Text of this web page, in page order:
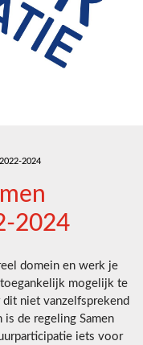
2024
2024
domein en werk je
mogelijk te
dit niet vanzelfsprekend
de regeling Samen
iets voor